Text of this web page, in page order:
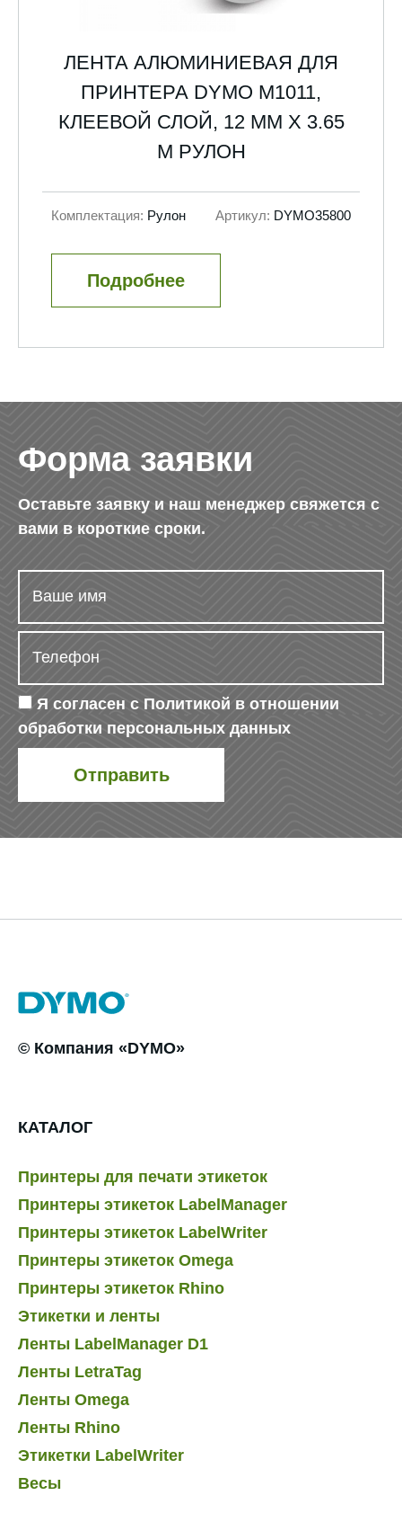
ЛЕНТА АЛЮМИНИЕВАЯ ДЛЯ
ПРИНТЕРА DYMO М1011,
КЛЕЕВОЙ СЛОЙ, 12 ММ Х 3.65
М РУЛОН
Комплектация: Рулон Артикул: DYMO35800
Подробнее
Форма заявки
Оставьте заявку и наш менеджер свяжется с
вами в короткие сроки.
Я согласен с Политикой в отношении
обработки персональных данных
© Компания «DYMO»
КАТАЛОГ
Принтеры для печати этикеток
Принтеры этикеток LabelManager
Принтеры этикеток LabelWriter
Принтеры этикеток Omega
Принтеры этикеток Rhino
Этикетки и ленты
Ленты LabelManager D1
Ленты LetraTag
Ленты Omega
Ленты Rhino
Этикетки LabelWriter
Весы